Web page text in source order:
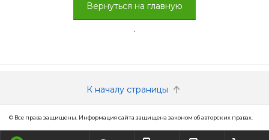
Вернуться на главную
.
К началу страницы
© Все права защищены. Информация сайта защищена законом об авторских правах.